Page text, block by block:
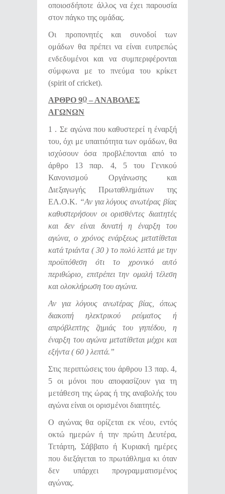
οποιοσδήποτε άλλος να έχει παρουσία
στον πάγκο της ομάδας.
Οι προπονητές και συνοδοί των
ομάδων θα πρέπει να είναι ευπρεπώς
ενδεδυμένοι και να συμπεριφέρονται
σύμφωνα με το πνεύμα του κρίκετ
(spirit of cricket).
ΑΡΘΡΟ 9Ο – ΑΝΑΒΟΛΕΣ
ΑΓΩΝΩΝ
1 . Σε αγώνα που καθυστερεί η έναρξή
του, όχι με υπαιτιότητα των ομάδων, θα
ισχύσουν όσα προβλέπονται από το
άρθρο 13 παρ. 4, 5 του Γενικού
Κανονισμού Οργάνωσης και
Διεξαγωγής Πρωταθλημάτων της
ΕΛ.Ο.Κ. “Αν για λόγους ανωτέρας βίας
καθυστερήσουν οι ορισθέντες διαιτητές
και δεν είναι δυνατή η έναρξη του
αγώνα, ο χρόνος ενάρξεως μετατίθεται
κατά τριάντα ( 30 ) το πολύ λεπτά με την
προϋπόθεση ότι το χρονικό αυτό
περιθώριο, επιτρέπει την ομαλή τέλεση
και ολοκλήρωση του αγώνα.
Αν για λόγους ανωτέρας βίας, όπως
διακοπή ηλεκτρικού ρεύματος ή
απρόβλεπτης ζημιάς του γηπέδου, η
έναρξη του αγώνα μετατίθεται μέχρι και
εξήντα ( 60 ) λεπτά.”
Στις περιπτώσεις του άρθρου 13 παρ. 4,
5 οι μόνοι που αποφασίζουν για τη
μετάθεση της ώρας ή της αναβολής του
αγώνα είναι οι ορισμένοι διαιτητές.
Ο αγώνας θα ορίζεται εκ νέου, εντός
οκτώ ημερών ή την πρώτη Δευτέρα,
Τετάρτη, Σάββατο ή Κυριακή ημέρες
που διεξάγεται το πρωτάθλημα κι όταν
δεν υπάρχει προγραμματισμένος
αγώνας.